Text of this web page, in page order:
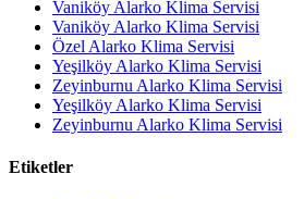
Vaniköy Alarko Klima Servisi
Vaniköy Alarko Klima Servisi
Özel Alarko Klima Servisi
Yeşilköy Alarko Klima Servisi
Zeyinburnu Alarko Klima Servisi
Yeşilköy Alarko Klima Servisi
Zeyinburnu Alarko Klima Servisi
Etiketler